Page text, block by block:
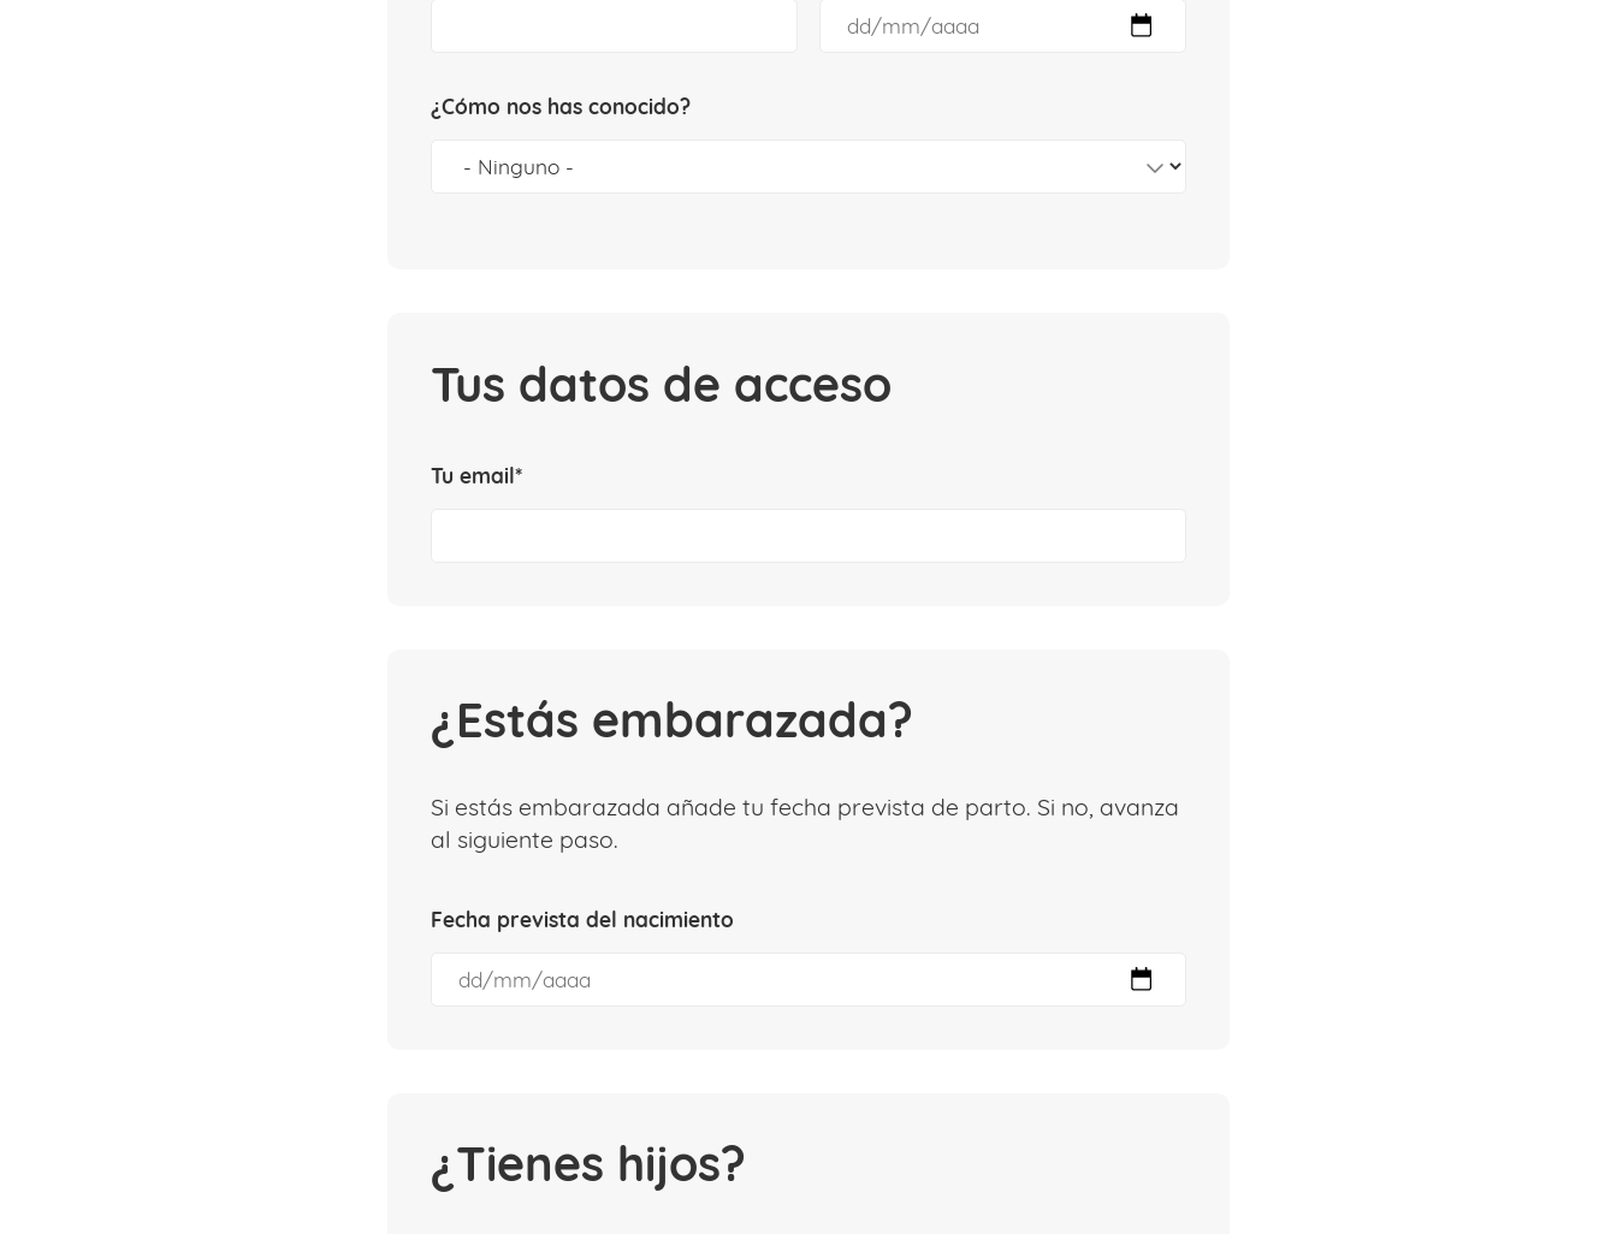
¿Cómo nos has conocido?
Tus datos de acceso
Tu email*
¿Estás embarazada?
Si estás embarazada añade tu fecha prevista de parto. Si no, avanza
al siguiente paso.
Fecha prevista del nacimiento
¿Tienes hijos?